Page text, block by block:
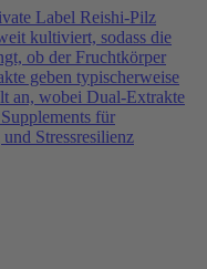
Label Reishi-Pilz
kultiviert, sodass die
ob der Fruchtkörper
geben typischerweise
an, wobei Dual-Extrakte
für
Stressresilienz